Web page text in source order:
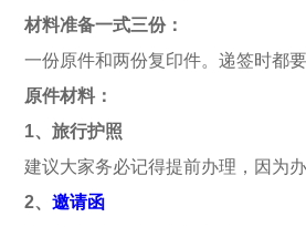
材料准备一式三份：
一份原件和两份复印件。递签时都
原件材料：
1、旅行护照
建议大家务必记得提前办理，因为
2、邀请函